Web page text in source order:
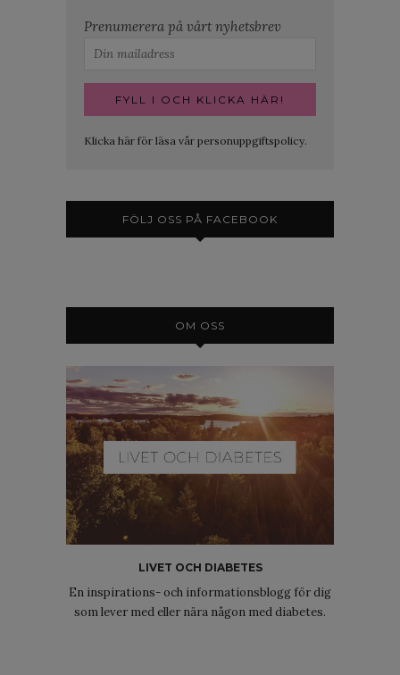
Prenumerera på vårt nyhetsbrev
Klicka här för läsa vår personuppgiftspolicy.
FÖLJ OSS PÅ FACEBOOK
OM OSS
LIVET OCH DIABETES
En inspirations- och informationsblogg för dig
som lever med eller nära någon med diabetes.